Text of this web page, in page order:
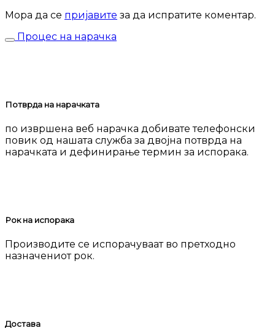
Мора да се пријавите за да испратите коментар.
Процес на нарачка
Потврда на нарачката
по извршена веб нарачка добивате телефонски
повик од нашата служба за двојна потврда на
нарачката и дефинирање термин за испорака.
Рок на испорака
Производите се испорачуваат во претходно
назначениот рок.
Достава